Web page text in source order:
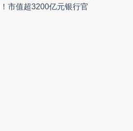
市值超3200亿元银行官